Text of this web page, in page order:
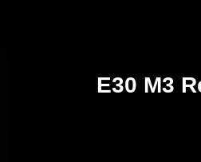
E30 M3